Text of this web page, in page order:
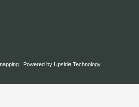
| Powered by Upside Technology